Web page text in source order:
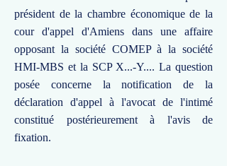
président de la chambre économique de la
cour d'appel d'Amiens dans une affaire
opposant la société COMEP à la société
HMI-MBS et la SCP X...-Y.... La question
posée concerne la notification de la
déclaration d'appel à l'avocat de l'intimé
constitué postérieurement à l'avis de
fixation.